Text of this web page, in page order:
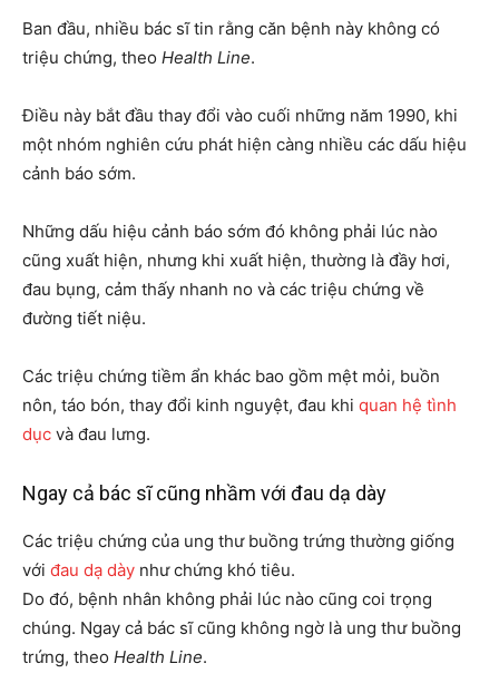
Ban đầu, nhiều bác sĩ tin rằng căn bệnh này không có
triệu chứng, theo Health Line.
Điều này bắt đầu thay đổi vào cuối những năm 1990, khi
một nhóm nghiên cứu phát hiện càng nhiều các dấu hiệu
cảnh báo sớm.
Những dấu hiệu cảnh báo sớm đó không phải lúc nào
cũng xuất hiện, nhưng khi xuất hiện, thường là đầy hơi,
đau bụng, cảm thấy nhanh no và các triệu chứng về
đường tiết niệu.
Các triệu chứng tiềm ẩn khác bao gồm mệt mỏi, buồn
nôn, táo bón, thay đổi kinh nguyệt, đau khi quan hệ tình
dục và đau lưng.
Ngay cả bác sĩ cũng nhầm với đau dạ dày
Các triệu chứng của ung thư buồng trứng thường giống
với đau dạ dày như chứng khó tiêu.
Do đó, bệnh nhân không phải lúc nào cũng coi trọng
chúng. Ngay cả bác sĩ cũng không ngờ là ung thư buồng
trứng, theo Health Line.